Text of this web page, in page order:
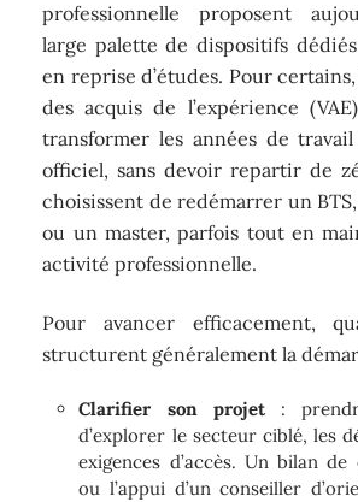
professionnelle proposent
large palette de dispositifs
en reprise d’études. Pour
des acquis de l’expérience
transformer les années de
officiel, sans devoir repartir de
choisissent de redémarrer un
ou un master, parfois tout en
activité professionnelle.
Pour avancer efficacement,
structurent généralement la
Clarifier son projet:
d’explorer le secteur ciblé, les
exigences d’accès. Un bilan de
ou l’appui d’un conseiller